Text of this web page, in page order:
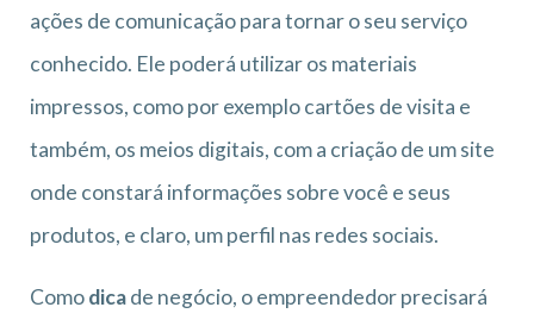
ações de comunicação para tornar o seu serviço
conhecido. Ele poderá utilizar os materiais
impressos, como por exemplo cartões de visita e
também, os meios digitais, com a criação de um site
onde constará informações sobre você e seus
produtos, e claro, um perfil nas redes sociais.
Comodicade negócio, o empreendedor precisará